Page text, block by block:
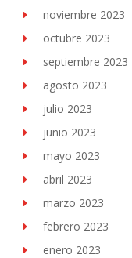
noviembre 2023
octubre 2023
septiembre 2023
agosto 2023
julio 2023
junio 2023
mayo 2023
abril 2023
marzo 2023
febrero 2023
enero 2023